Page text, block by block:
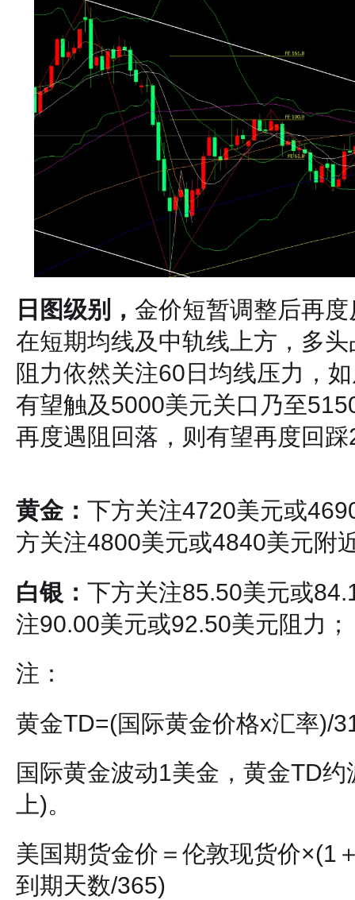
日图级别， 金价短暂调整后再
在短期均线及中轨线上方，多
阻力依然关注60日均线压力，
有望触及5000美元关口乃至
再度遇阻回落，则有望再度回
黄金： 下方关注4720美元或
方关注4800美元或4840美元附
白银： 下方关注85.50美元或
注90.00美元或92.50美元阻力；
注：
黄金TD=(国际黄金价格x汇率)/
国际黄金波动1美金，黄金TD
上)。
美国期货金价＝伦敦现货价×(1
到期天数/365)